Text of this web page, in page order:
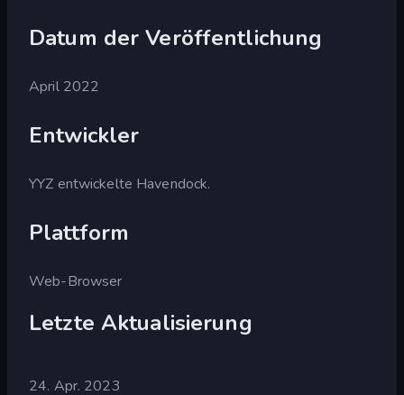
Datum der Veröffentlichung
April 2022
Entwickler
YYZ entwickelte Havendock.
Plattform
Web-Browser
Letzte Aktualisierung
24. Apr. 2023